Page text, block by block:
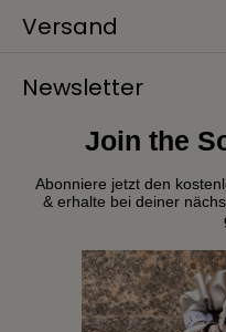
Versand
Newsletter
Join the
Abonniere jetzt den
& erhalte bei deiner